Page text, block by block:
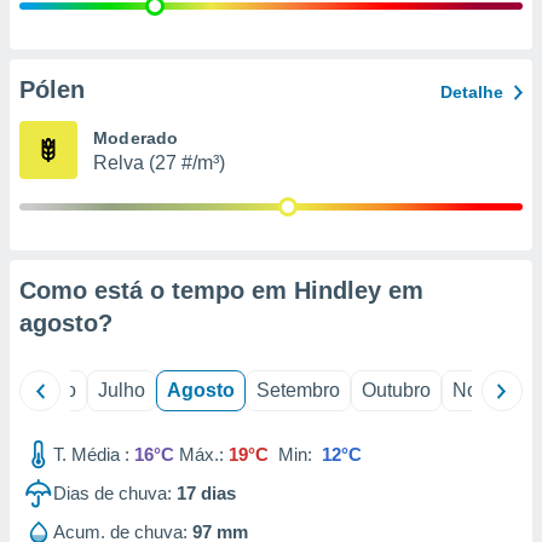
e
de
Pólen Detalhe
Moderado
Relva (27 #/m³)
Como está o tempo em Hindley em
agosto?
Junho Julho Agosto Setembro Outubro Novembro
T. Média : 16°C Máx.: 19°C Min: 12°C
Dias de chuva: 17 dias
Acum. de chuva: 97 mm